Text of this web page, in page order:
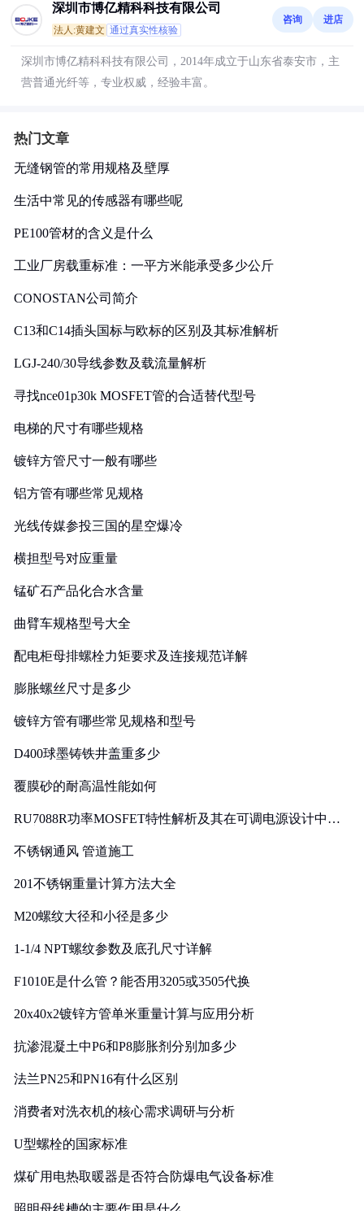
深圳市博亿精科科技有限公司
法人:黄建文 通过真实性核验
咨询 进店
深圳市博亿精科科技有限公司，2014年成立于山东省泰安市，主
营普通光纤等，专业权威，经验丰富。
热门文章
无缝钢管的常用规格及壁厚
生活中常见的传感器有哪些呢
PE100管材的含义是什么
工业厂房载重标准：一平方米能承受多少公斤
CONOSTAN公司简介
C13和C14插头国标与欧标的区别及其标准解析
LGJ-240/30导线参数及载流量解析
寻找nce01p30k MOSFET管的合适替代型号
电梯的尺寸有哪些规格
镀锌方管尺寸一般有哪些
铝方管有哪些常见规格
光线传媒参投三国的星空爆冷
横担型号对应重量
锰矿石产品化合水含量
曲臂车规格型号大全
配电柜母排螺栓力矩要求及连接规范详解
膨胀螺丝尺寸是多少
镀锌方管有哪些常见规格和型号
D400球墨铸铁井盖重多少
覆膜砂的耐高温性能如何
RU7088R功率MOSFET特性解析及其在可调电源设计中的
不锈钢通风 管道施工
201不锈钢重量计算方法大全
M20螺纹大径和小径是多少
1-1/4 NPT螺纹参数及底孔尺寸详解
F1010E是什么管？能否用3205或3505代换
20x40x2镀锌方管单米重量计算与应用分析
抗渗混凝土中P6和P8膨胀剂分别加多少
法兰PN25和PN16有什么区别
消费者对洗衣机的核心需求调研与分析
U型螺栓的国家标准
煤矿用电热取暖器是否符合防爆电气设备标准